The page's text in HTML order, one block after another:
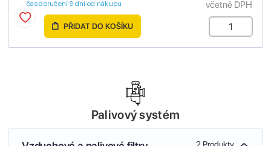
čas doručení 9 dní od nákupu
včetně DPH
PŘIDAT DO KOŠÍKU
Palivový systém